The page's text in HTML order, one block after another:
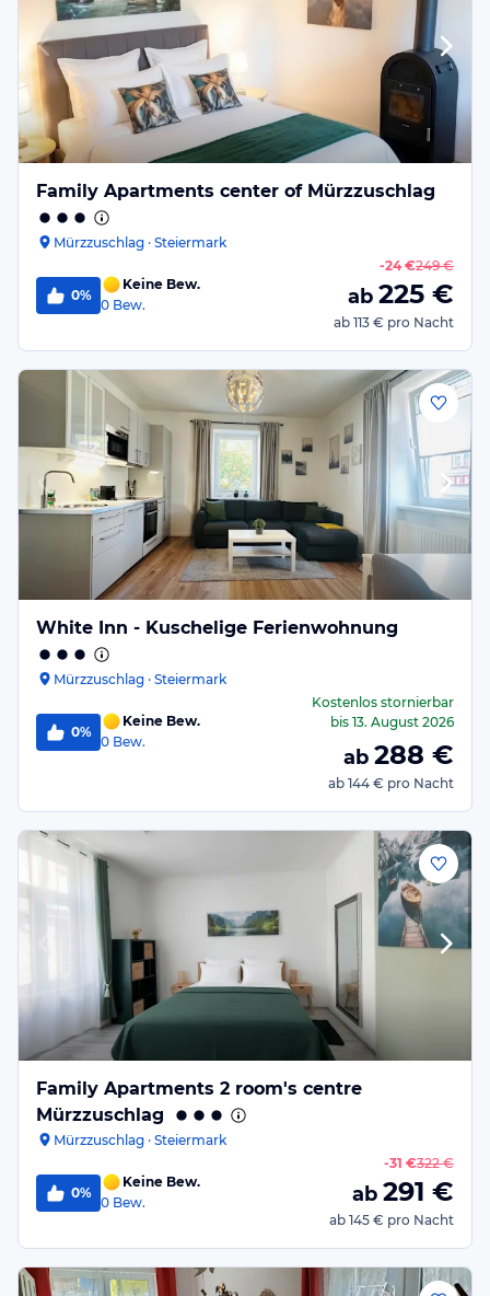
Family Apartments center of Mürzzuschlag
Mürzzuschlag · Steiermark
0%
Keine Bew.
0 Bew.
-24 €249 €
ab 225 €
ab 113 € pro Nacht
White Inn - Kuschelige Ferienwohnung
Mürzzuschlag · Steiermark
0%
Keine Bew.
0 Bew.
Kostenlos stornierbar
bis 13. August 2026
ab 288 €
ab 144 € pro Nacht
Family Apartments 2 room's centre
Mürzzuschlag
Mürzzuschlag · Steiermark
0%
Keine Bew.
0 Bew.
-31 €322 €
ab 291 €
ab 145 € pro Nacht